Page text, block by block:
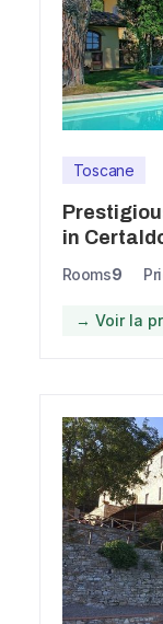
Toscane
in
Rooms9
→ Voir la